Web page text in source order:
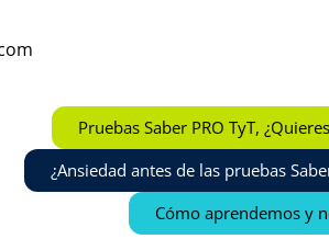
Pruebas Saber PRO TyT,
¿Ansiedad antes de las pruebas
Cómo aprendemos y